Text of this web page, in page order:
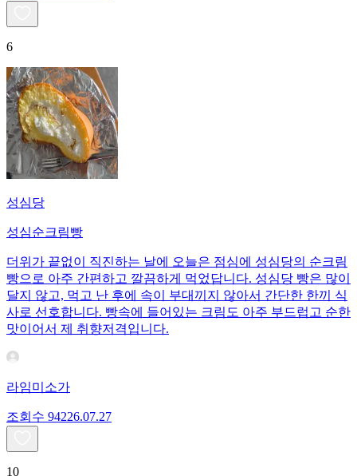
6
성심당
성심순크림빵
더위가 끝없이 직진하는 날에 오늘은 점심에 성심당의 순크림
빵으로 아주 간편하고 깔끔하게 먹었답니다. 성심당 빵은 많이
달지 않고, 먹고 난 후에 속이 부대끼지 않아서 간단한 한끼 식
사로 선호합니다. 빵속에 들어있는 크림도 아주 부드럽고 순한
맛이어서 제 취향저격입니다.
라임미소가
조회수 94226.07.27
10